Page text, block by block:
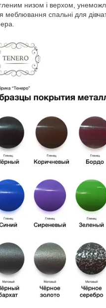
низом і верхом,
меблювання спальні для